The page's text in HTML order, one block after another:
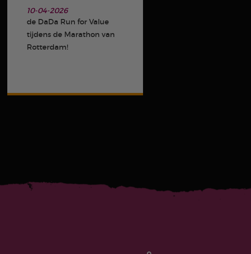
10-04-2026
de DaDa Run for Value
tijdens de Marathon van
Rotterdam!